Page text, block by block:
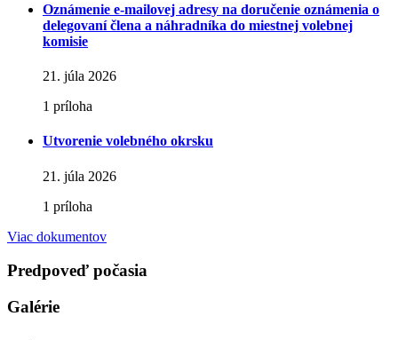
Oznámenie e-mailovej adresy na doručenie oznámenia o
delegovaní člena a náhradníka do miestnej volebnej
komisie
21. júla 2026
1 príloha
Utvorenie volebného okrsku
21. júla 2026
1 príloha
Viac dokumentov
Predpoveď počasia
Galérie